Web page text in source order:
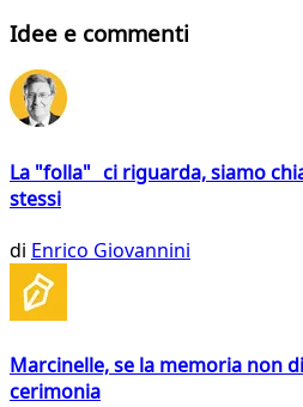
Idee e commenti
La "folla" ci riguarda, siamo
stessi
di Enrico Giovannini
Marcinelle, se la memoria non
cerimonia